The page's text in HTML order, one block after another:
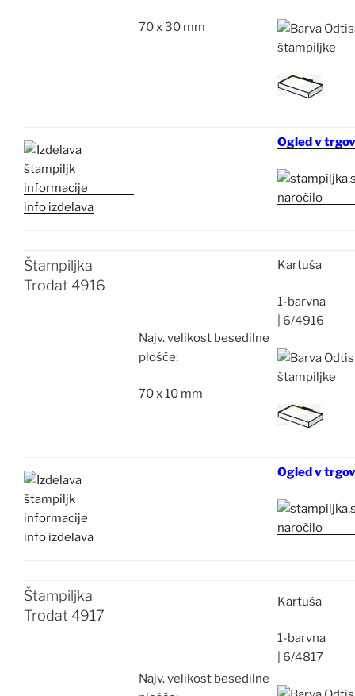
70 x 30 mm
info izdelava
Ogled v
Štampiljka
Trodat 4916
Najv.velikost besedilne
plošče:
70 x 10 mm
Kartuša
1-barvna
6/4916
info izdelava
Ogled v
Štampiljka
Trodat 4917
Najv.velikost besedilne
Kartuša
1-barvna
6/4817